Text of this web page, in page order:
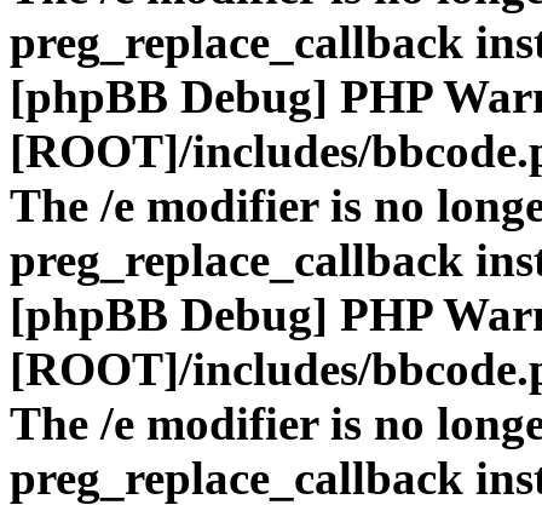
preg_replace_callback
[phpBB Debug] PHP
[ROOT]/includes/
The /e modifier is no
preg_replace_callback
[phpBB Debug] PHP
[ROOT]/includes/
The /e modifier is no
preg_replace_callback